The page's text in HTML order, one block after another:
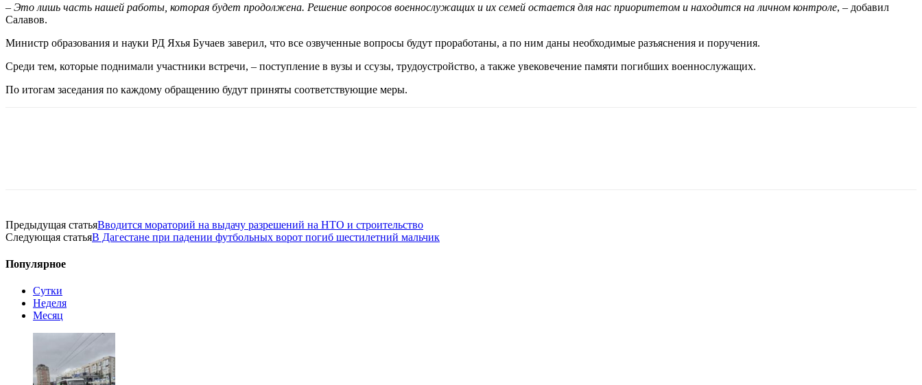
– Это лишь часть нашей работы, которая будет продолжена. Решение вопросов военнослужащих и их семей остается для нас приоритетом и находится на личном контроле, – добавил
Салавов.
Министр образования и науки РД Яхья Бучаев заверил, что все озвученные вопросы будут проработаны, а по ним даны необходимые разъяснения и поручения.
Среди тем, которые поднимали участники встречи, – поступление в вузы и ссузы, трудоустройство, а также увековечение памяти погибших военнослужащих.
По итогам заседания по каждому обращению будут приняты соответствующие меры.
Предыдущая статьяВводится мораторий на выдачу разрешений на НТО и строительство
Следующая статьяВ Дагестане при падении футбольных ворот погиб шестилетний мальчик
Популярное
Сутки
Неделя
Месяц